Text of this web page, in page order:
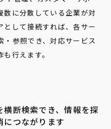
数に分散している企業が対
として接続すれば、各サー
・参照でき、対応サービス
行えます。
断検索でき、情報を探
につながります